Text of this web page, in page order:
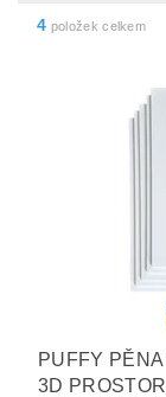
4 položek celkem
PUFFY
3D